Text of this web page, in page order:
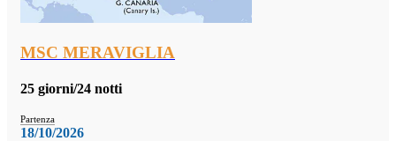
MSC MERAVIGLIA
25 giorni/24 notti
Partenza
18/10/2026